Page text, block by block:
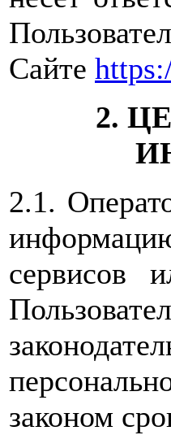
Сайте
2.
2.1.
сервисов
законом